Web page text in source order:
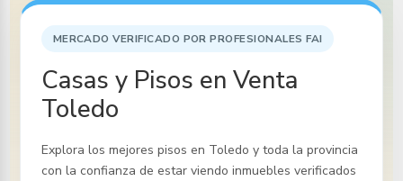
MERCADO VERIFICADO POR PROFESIONALES FAI
Casas y Pisos en Venta
Toledo
Explora los mejores pisos en Toledo y toda la provincia
con la confianza de estar viendo inmuebles verificados